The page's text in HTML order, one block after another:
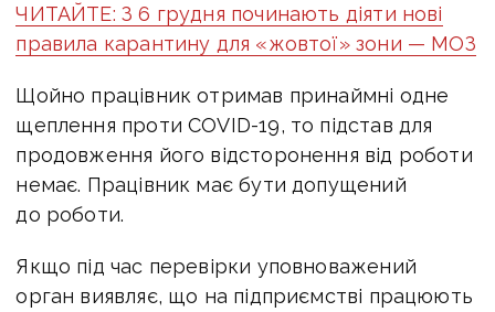
ЧИТАЙТЕ: З 6 грудня починають діяти нові
правила карантину для «жовтої» зони — МОЗ
Щойно працівник отримав принаймні одне
щеплення проти COVID-19, то підстав для
продовження його відсторонення від роботи
немає. Працівник має бути допущений
до роботи.
Якщо під час перевірки уповноважений
орган виявляє, що на підприємстві працюють